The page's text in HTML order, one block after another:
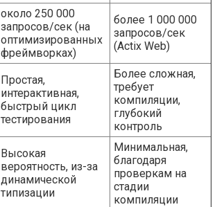
около 250 000
запросов/сек (на
оптимизированных
фреймворках)
более 1 000 000
запросов/сек
(Actix Web)
Простая,
интерактивная,
быстрый цикл
тестирования
Более сложная,
требует
компиляции,
глубокий
контроль
Высокая
вероятность, из-за
динамической
типизации
Минимальная,
благодаря
проверкам на
стадии
компиляции